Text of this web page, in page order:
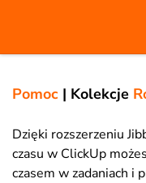
Pomoc | Kolekcje
Dzięki rozszerzeniu
czasu w ClickUp
czasem w zadaniach i